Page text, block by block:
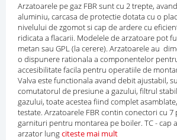
Arzatoarele pe gaz FBR sunt cu 2 trepte,
aluminiu, carcasa de protectie dotata cu o
nivelului de zgomot si cap de ardere cu
ridicata a flacarii. Modelele de arzatoare pot
metan sau GPL (la cerere). Arzatoarele au
o dispunere rationala a componentelor
accesibilitate facila pentru operatiile de
Valva este functionala avand debit ajustabil,
comutatorul de presiune a gazului, filtrul
gazului, toate acestea fiind complet
testate. Arzatoarele FBR contin conectori cu 7
garnituri pentru montarea pe boiler. TC - cap
arzator lungciteste mai mult